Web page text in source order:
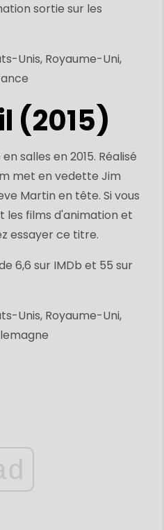
sortie sur les
Unis, Royaume-Uni,
(2015)
salles en 2015. Réalisé
met en vedette Jim
Martin en tête. Si vous
les films d'animation et
essayer ce titre.
6,6 sur IMDb et 55 sur
Unis, Royaume-Uni,